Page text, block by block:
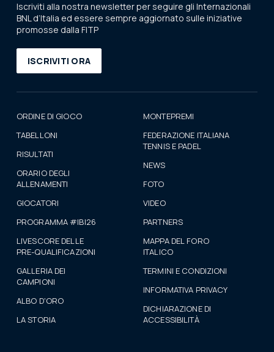
Iscriviti alla nostra newsletter per seguire gli Internazionali
BNL d’Italia ed essere sempre aggiornato sulle iniziative
promosse dalla FITP
ISCRIVITI ORA
ORDINE DI GIOCO
TABELLONI
RISULTATI
ORARIO DEGLI
ALLENAMENTI
GIOCATORI
PROGRAMMA #IBI26
LIVESCORE DELLE
PRE-QUALIFICAZIONI
GALLERIA DEI
CAMPIONI
ALBO D'ORO
LA STORIA
MONTEPREMI
FEDERAZIONE ITALIANA
TENNIS E PADEL
NEWS
FOTO
VIDEO
PARTNERS
MAPPA DEL FORO
ITALICO
TERMINI E CONDIZIONI
INFORMATIVA PRIVACY
DICHIARAZIONE DI
ACCESSIBILITÀ